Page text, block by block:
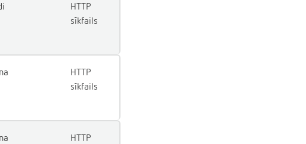
HTTP
sīkfails
HTTP
sīkfails
HTTP